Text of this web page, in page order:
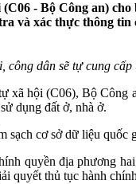
- Bộ Công an)
và xác thực thông tin
công dân sẽ tự cung
xã hội (C06), Bộ
dụng đất ở, nhà ở.
cơ sở dữ liệu
quyền địa phương
quyết thủ tục hành